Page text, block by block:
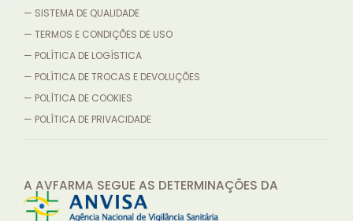
— SISTEMA DE QUALIDADE
— TERMOS E CONDIÇÕES DE USO
— POLÍTICA DE LOGÍSTICA
— POLÍTICA DE TROCAS E DEVOLUÇÕES
— POLÍTICA DE COOKIES
— POLÍTICA DE PRIVACIDADE
A AVFARMA SEGUE AS DETERMINAÇÕES DA